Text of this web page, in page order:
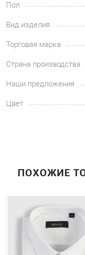
Пол
Вид изделия
Торговая марка
Страна производства
Наши предложения
Цвет
ПОХОЖИЕ